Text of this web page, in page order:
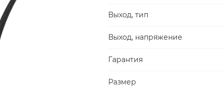
Выход, тип
Выход, напряжение
Гарантия
Размер